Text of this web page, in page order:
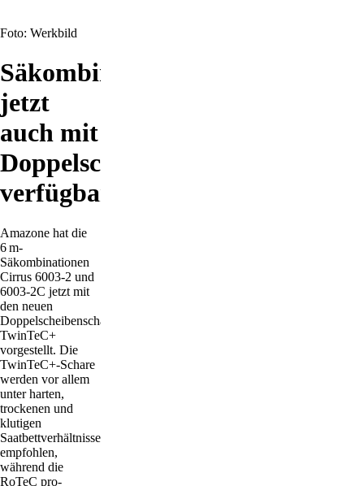
Foto: Werkbild
Säkombination
jetzt
auch mit
Doppelscheibenschar
verfügbar
Amazone hat die
6 m-
Säkombinationen
Cirrus 6003-2 und
6003-2C jetzt mit
den neuen
Doppelscheibenscharen
TwinTeC+
vorgestellt. Die
TwinTeC+-Schare
werden vor allem
unter harten,
trockenen und
klutigen
Saatbettverhältnissen
empfohlen,
während die
RoTeC pro-